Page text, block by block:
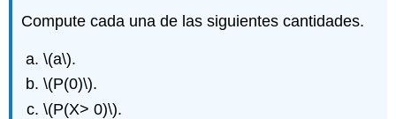
Compute cada una de las siguientes cantidades.
\(a\).
\(P(0)\).
\(P(X> 0)\).